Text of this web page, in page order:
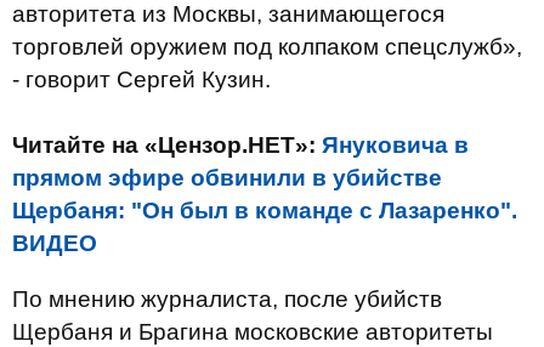
авторитета из Москвы, занимающегося
торговлей оружием под колпаком спецслужб»,
- говорит Сергей Кузин.
Читайте на «Цензор.НЕТ»: Януковича в
прямом эфире обвинили в убийстве
Щербаня: "Он был в команде с Лазаренко".
ВИДЕО
По мнению журналиста, после убийств
Щербаня и Брагина московские авторитеты